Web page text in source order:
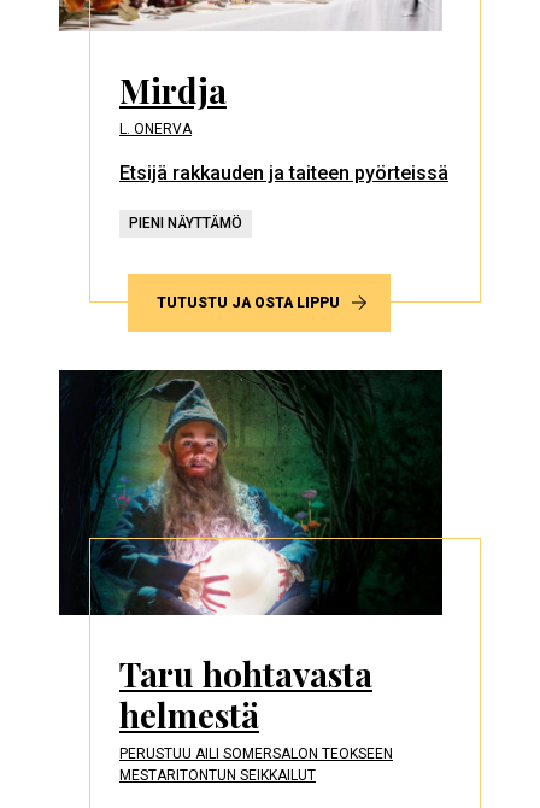
Mirdja
L. ONERVA
Etsijä rakkauden ja taiteen pyörteissä
PIENI NÄYTTÄMÖ
TUTUSTU JA OSTA LIPPU
Taru hohtavasta
helmestä
PERUSTUU AILI SOMERSALON TEOKSEEN
MESTARITONTUN SEIKKAILUT